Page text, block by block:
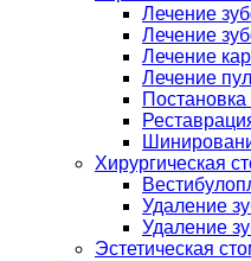
Лечение
Лечение
Лечение
Лечение
Хирургическая
Удаление
Удаление
Эстетическая